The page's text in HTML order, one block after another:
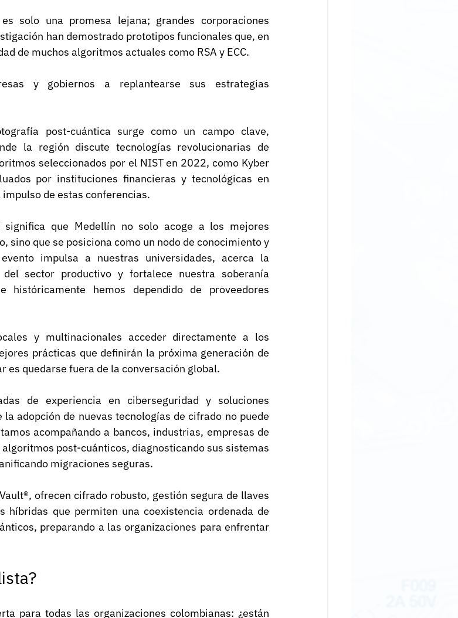
solo una promesa lejana; grandes corporaciones
han demostrado prototipos funcionales que, en
de muchos algoritmos actuales como RSA y ECC.
y gobiernos a replantearse sus estrategias
post-cuántica surge como un campo clave,
la región discute tecnologías revolucionarias de
seleccionados por el NIST en 2022, como Kyber
por instituciones financieras y tecnológicas en
de estas conferencias.
que Medellín no solo acoge a los mejores
sino que se posiciona como un nodo de conocimiento y
impulsa a nuestras universidades, acerca la
sector productivo y fortalece nuestra soberanía
históricamente hemos dependido de proveedores
y multinacionales acceder directamente a los
prácticas que definirán la próxima generación de
quedarse fuera de la conversación global.
de experiencia en ciberseguridad y soluciones
adopción de nuevas tecnologías de cifrado no puede
acompañando a bancos, industrias, empresas de
post-cuánticos, diagnosticando sus sistemas
migraciones seguras.
ofrecen cifrado robusto, gestión segura de llaves
híbridas que permiten una coexistencia ordenada de
preparando a las organizaciones para enfrentar
para todas las organizaciones colombianas: ¿están